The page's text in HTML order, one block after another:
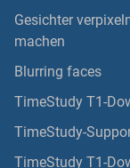
Gesichter
machen
Blurring faces
TimeStudy T1-
TimeStudy-
TimeStudy T1-